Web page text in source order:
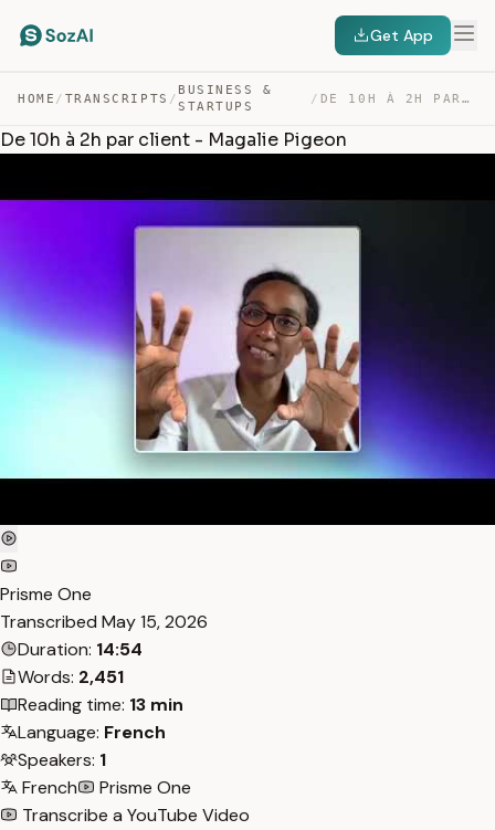
Get App
HOME / TRANSCRIPTS /
BUSINESS &
STARTUPS
/ DE 10H À 2H PAR CLIENT – MAGALIE PIGEON — TRANSCRIPT
De 10h à 2h par client - Magalie Pigeon
Prisme One
Transcribed May 15, 2026
Duration: 14:54
Words: 2,451
Reading time: 13 min
Language: French
Speakers: 1
French
Prisme One
Transcribe a YouTube Video